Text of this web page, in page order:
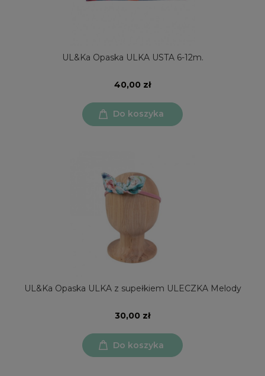
UL&Ka Opaska ULKA USTA 6-12m.
40,00 zł
Do koszyka
UL&Ka Opaska ULKA z supełkiem ULECZKA Melody
30,00 zł
Do koszyka